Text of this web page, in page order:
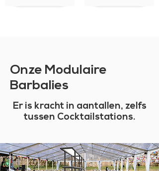
Onze Modulaire
Barbalies
Er is kracht in aantallen, zelfs
tussen Cocktailstations.